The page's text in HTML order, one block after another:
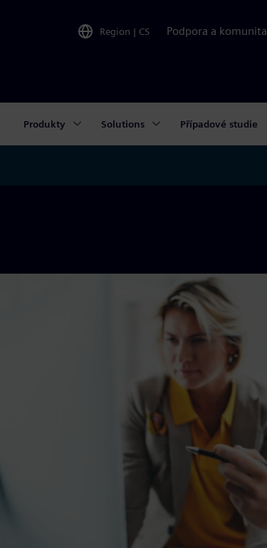
Region | CS Podpora a komunita
Produkty Solutions Případové studie